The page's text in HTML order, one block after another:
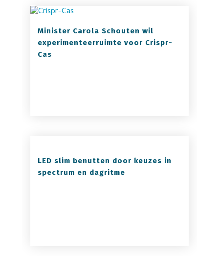
Minister Carola Schouten wil
experimenteerruimte voor Crispr-
Cas
LED slim benutten door keuzes in
spectrum en dagritme